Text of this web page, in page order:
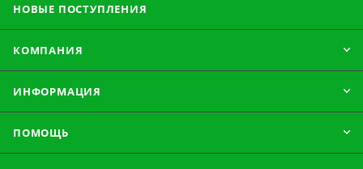
НОВЫЕ ПОСТУПЛЕНИЯ
КОМПАНИЯ
ИНФОРМАЦИЯ
ПОМОЩЬ